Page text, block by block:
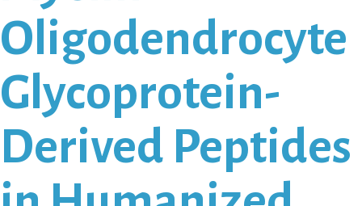
Oligodendrocyte
Glycoprotein-
Derived Peptides